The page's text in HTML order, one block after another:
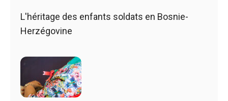
L'héritage des enfants soldats en Bosnie-
Herzégovine